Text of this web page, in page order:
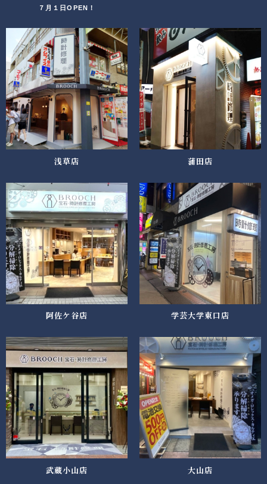
７月１日OPEN！
浅草店 蒲田店
阿佐ケ谷店 学芸大学東口店
武蔵小山店 大山店